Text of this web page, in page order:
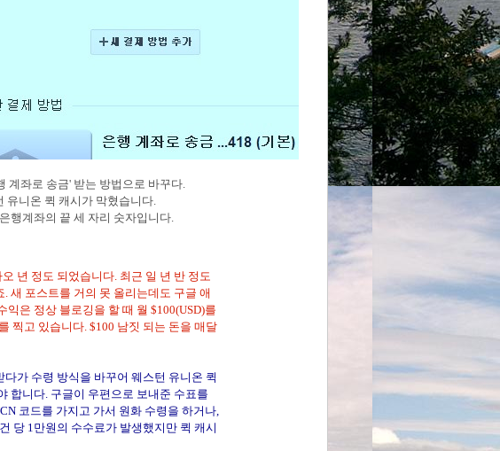
계좌로 송금' 받는 방법으로 바꾸다.
유니온 퀵 캐시가 막혔습니다.
행계좌의 끝 세 자리 숫자입니다.
년 정도 되었습니다. 최근 일 년 반 정도
새 포스트를 거의 못 올리는데도 구글 애
은 정상 블로깅을 할 때 월 $100(USD)를
찍고 있습니다. $100 남짓 되는 돈을 매달
가 수령 방식을 바꾸어 웨스턴 유니온 퀵
합니다. 구글이 우편으로 보내준 수표를
코드를 가지고 가서 원화 수령을 하거나,
당 1만원의 수수료가 발생했지만 퀵 캐시